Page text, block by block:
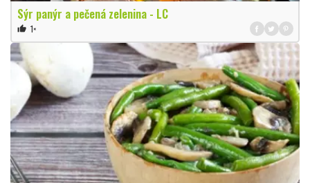
Sýr panýr a pečená zelenina - LC
thumb_up 1×